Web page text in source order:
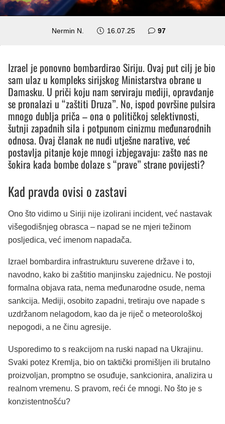
Nermin N. 16.07.25 97komentara
Izrael je ponovno bombardirao Siriju. Ovaj put cilj je bio
sam ulaz u kompleks sirijskog Ministarstva obrane u
Damasku. U priči koju nam serviraju mediji, opravdanje
se pronalazi u “zaštiti Druza”. No, ispod površine pulsira
mnogo dublja priča – ona o političkoj selektivnosti,
šutnji zapadnih sila i potpunom cinizmu međunarodnih
odnosa. Ovaj članak ne nudi utješne narative, već
postavlja pitanje koje mnogi izbjegavaju: zašto nas ne
šokira kada bombe dolaze s “prave” strane povijesti?
Kad pravda ovisi o zastavi
Ono što vidimo u Siriji nije izolirani incident, već nastavak
višegodišnjeg obrasca – napad se ne mjeri težinom
posljedica, već imenom napadača.
Izrael bombardira infrastrukturu suverene države i to,
navodno, kako bi zaštitio manjinsku zajednicu. Ne postoji
formalna objava rata, nema međunarodne osude, nema
sankcija. Mediji, osobito zapadni, tretiraju ove napade s
uzdržanom nelagodom, kao da je riječ o meteorološkoj
nepogodi, a ne činu agresije.
Usporedimo to s reakcijom na ruski napad na Ukrajinu.
Svaki potez Kremlja, bio on taktički promišljen ili brutalno
proizvoljan, promptno se osuđuje, sankcionira, analizira u
realnom vremenu. S pravom, reći će mnogi. No što je s
konzistentnošću?